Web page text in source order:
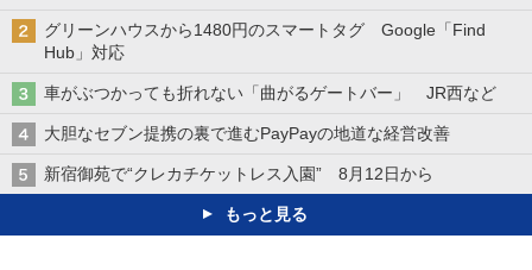
グリーンハウスから1480円のスマートタグ Google「Find
Hub」対応
車がぶつかっても折れない「曲がるゲートバー」 JR西など
大胆なセブン提携の裏で進むPayPayの地道な経営改善
新宿御苑で“クレカチケットレス入園” 8月12日から
もっと見る